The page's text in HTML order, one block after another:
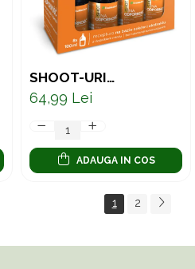
SHOOT-URI
IMUNITATE 8 X 100 ML
64,99 Lei
ADAUGA IN COS
1 2